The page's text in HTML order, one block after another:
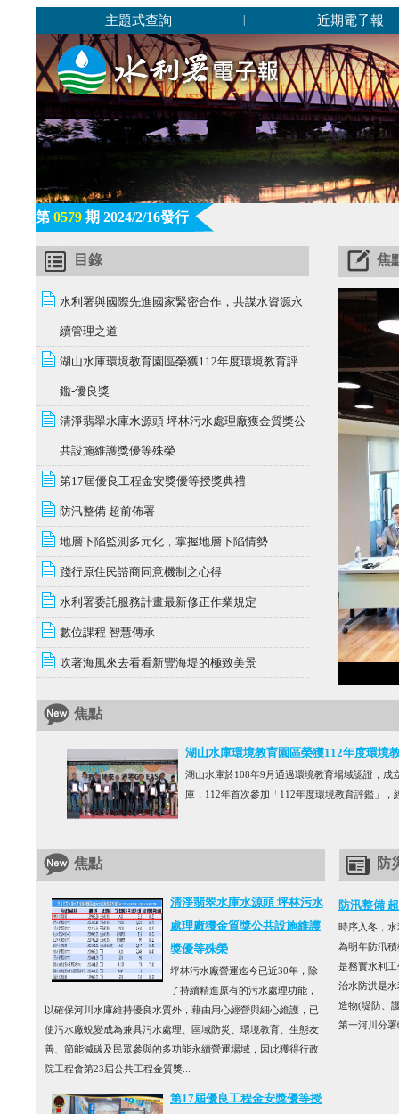
主題式查詢 近期電子報
第 0579 期 2024/2/16發行
目錄
水利署與國際先進國家緊密合作，共謀水資源永
續管理之道
湖山水庫環境教育園區榮獲112年度環境教育評
鑑-優良獎
清淨翡翠水庫水源頭 坪林污水處理廠獲金質獎公
共設施維護獎優等殊榮
第17屆優良工程金安獎優等授獎典禮
防汛整備 超前佈署
地層下陷監測多元化，掌握地層下陷情勢
踐行原住民諮商同意機制之心得
水利署委託服務計畫最新修正作業規定
數位課程 智慧傳承
吹著海風來去看看新豐海堤的極致美景
焦
焦點
湖山水庫環境教育園區榮獲112年度環境
湖山水庫於108年9月通過環境教育場域認證，
庫，112年首次參加「112年度環境教育評鑑」
焦點
清淨翡翠水庫水源頭 坪林污水
處理廠獲金質獎公共設施維護
獎優等殊榮
坪林污水廠營運迄今已近30年，除
了持續精進原有的污水處理功能，
以確保河川水庫維持優良水質外，藉由用心經營與細心維護，已
使污水廠蛻變成為兼具污水處理、區域防災、環境教育、生態友
善、節能減碳及民眾參與的多功能永續營運場域，因此獲得行政
院工程會第23屆公共工程金質獎...
第17屆優良工程金安獎優等授
防
防汛整備
時序入冬，
為明年防汛
是務實水利
治水防洪是
造物(堤防、
第一河川分